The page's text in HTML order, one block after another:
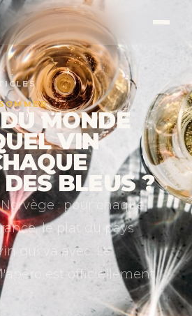
MONDE
VIN
BLEUS ?
: pour chaque
le plat du pays
qui va avec. Le
est officiellement